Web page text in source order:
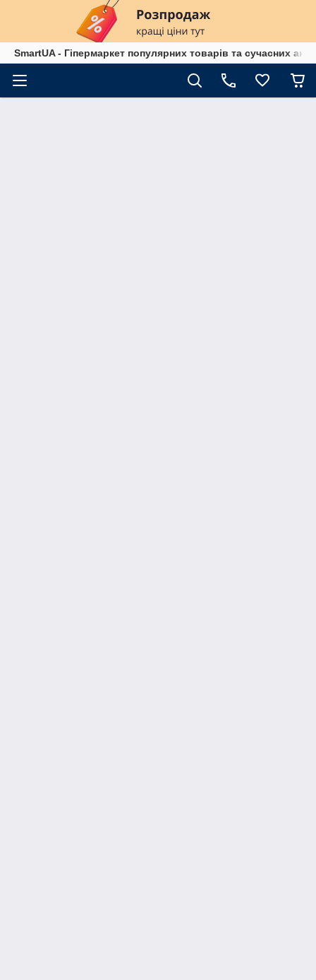
SmartUA - Гіпермаркет популярних товарів та сучасних